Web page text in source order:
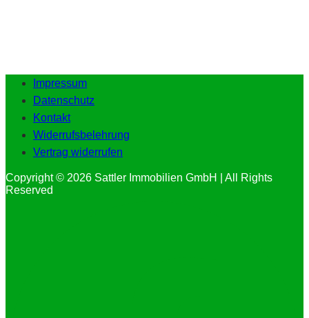
Impressum
Datenschutz
Kontakt
Widerrufsbelehrung
Vertrag widerrufen
Copyright © 2026 Sattler Immobilien GmbH | All Rights
Reserved